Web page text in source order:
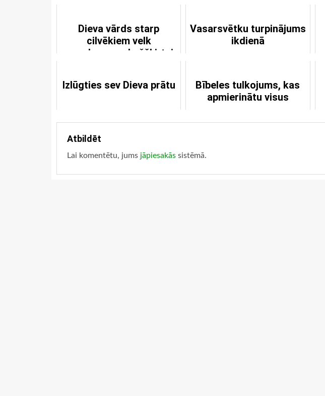
Dieva vārds starp
cilvēkiem velk
neredzamu robežšķirtni
Vasarsvētku turpinājums
ikdienā
Izlūgties sev Dieva prātu
Bībeles tulkojums, kas
apmierinātu visus
Atbildēt
Lai komentētu, jums jāpiesakās sistēmā.